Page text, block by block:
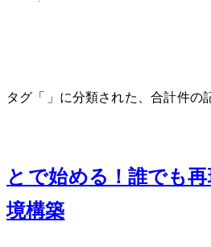
タグ「vs-code」に分類された、合計 1
DockerとDev Containerで始める
境構築